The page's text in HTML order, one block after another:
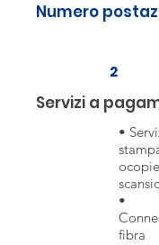
Numero
2
Servizi a
•
•
fibra